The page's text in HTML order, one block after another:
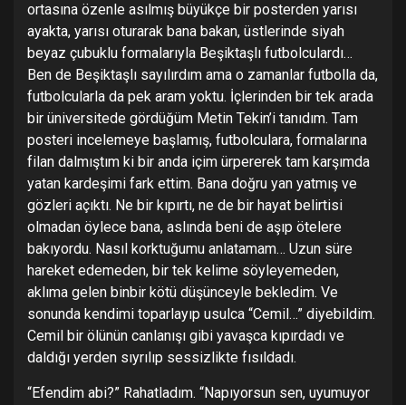
ortasına özenle asılmış büyükçe bir posterden yarısı
ayakta, yarısı oturarak bana bakan, üstlerinde siyah
beyaz çubuklu formalarıyla Beşiktaşlı futbolculardı…
Ben de Beşiktaşlı sayılırdım ama o zamanlar futbolla da,
futbolcularla da pek aram yoktu. İçlerinden bir tek arada
bir üniversitede gördüğüm Metin Tekin’i tanıdım. Tam
posteri incelemeye başlamış, futbolculara, formalarına
filan dalmıştım ki bir anda içim ürpererek tam karşımda
yatan kardeşimi fark ettim. Bana doğru yan yatmış ve
gözleri açıktı. Ne bir kıpırtı, ne de bir hayat belirtisi
olmadan öylece bana, aslında beni de aşıp ötelere
bakıyordu. Nasıl korktuğumu anlatamam… Uzun süre
hareket edemeden, bir tek kelime söyleyemeden,
aklıma gelen binbir kötü düşünceyle bekledim. Ve
sonunda kendimi toparlayıp usulca “Cemil…” diyebildim.
Cemil bir ölünün canlanışı gibi yavaşca kıpırdadı ve
daldığı yerden sıyrılıp sessizlikte fısıldadı.
“Efendim abi?” Rahatladım. “Napıyorsun sen, uyumuyor